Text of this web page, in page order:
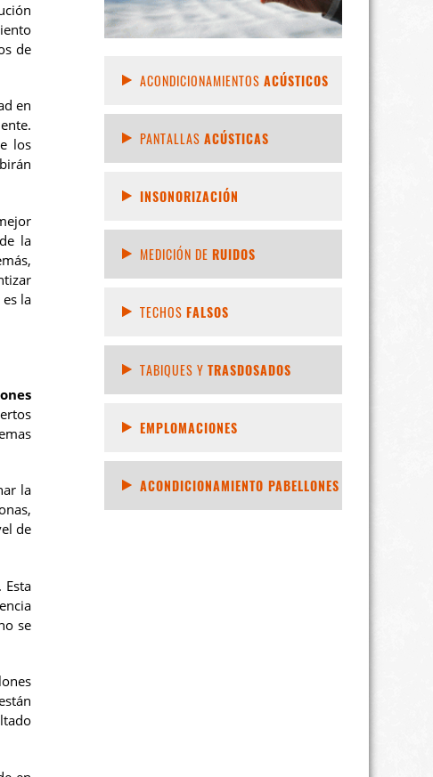
de
en
los
la
es la
la
de
Esta
se
ACONDICIONAMIENTOS ACÚSTICOS
PANTALLAS ACÚSTICAS
INSONORIZACIÓN
MEDICIÓN DE RUIDOS
TECHOS FALSOS
TABIQUES Y TRASDOSADOS
EMPLOMACIONES
ACONDICIONAMIENTO PABELLONES